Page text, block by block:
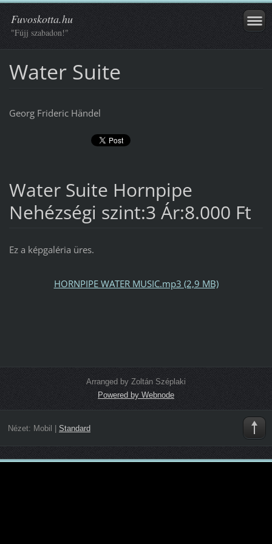
Fuvoskotta.hu
"Fújj szabadon!"
Water Suite
Georg Frideric Händel
Water Suite Hornpipe
Nehézségi szint:3 Ár:8.000 Ft
Ez a képgaléria üres.
HORNPIPE WATER MUSIC.mp3 (2,9 MB)
Arranged by Zoltán Széplaki
Powered by Webnode
Nézet: Mobil Standard